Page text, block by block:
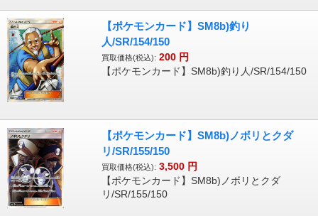
【ポケモンカード】SM8b)釣り
人/SR/154/150
買取価格(税込): 200 円
【ポケモンカード】SM8b)釣り人/SR/154/150
【ポケモンカード】SM8b)ノボリとクダ
リ/SR/155/150
買取価格(税込): 3,500 円
【ポケモンカード】SM8b)ノボリとクダ
リ/SR/155/150